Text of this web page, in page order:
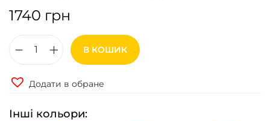
1740 грн
к
В КОШИК
Додати в обране
Інші кольори: